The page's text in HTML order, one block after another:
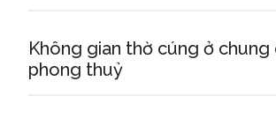
Không gian thờ cúng ở chung
phong thuỷ